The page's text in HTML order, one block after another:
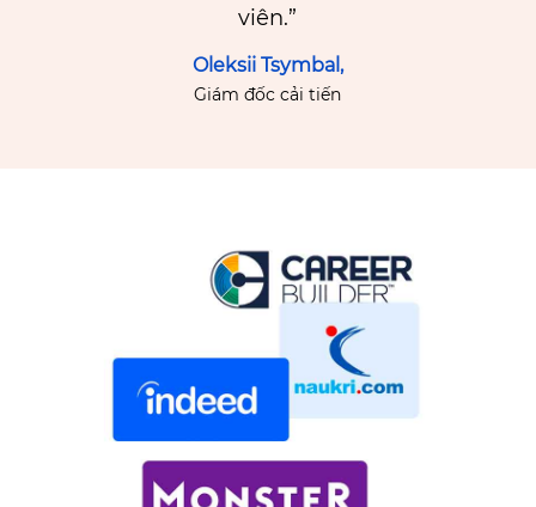
viên.”
Oleksii Tsymbal,
Giám đốc cải tiến